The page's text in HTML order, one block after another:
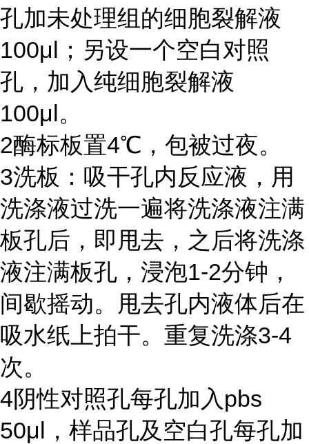
孔加未处理组的细胞裂解液
100μl ；另设一个空白对照
孔，加入纯细胞裂解液
100μl。
2酶标板置4℃ ，包被过夜。
3洗板：吸干孔内反应液，用
洗涤液过洗一遍将洗涤液注满
板孔后，即甩去，之后将洗涤
液注满板孔，浸泡1-2分钟，
间歇摇动。甩去孔内液体后在
吸水纸上拍干。重复洗涤3-4
次。
4阴性对照孔每孔加入 pbs
50μl ，样品孔及空白孔每孔加